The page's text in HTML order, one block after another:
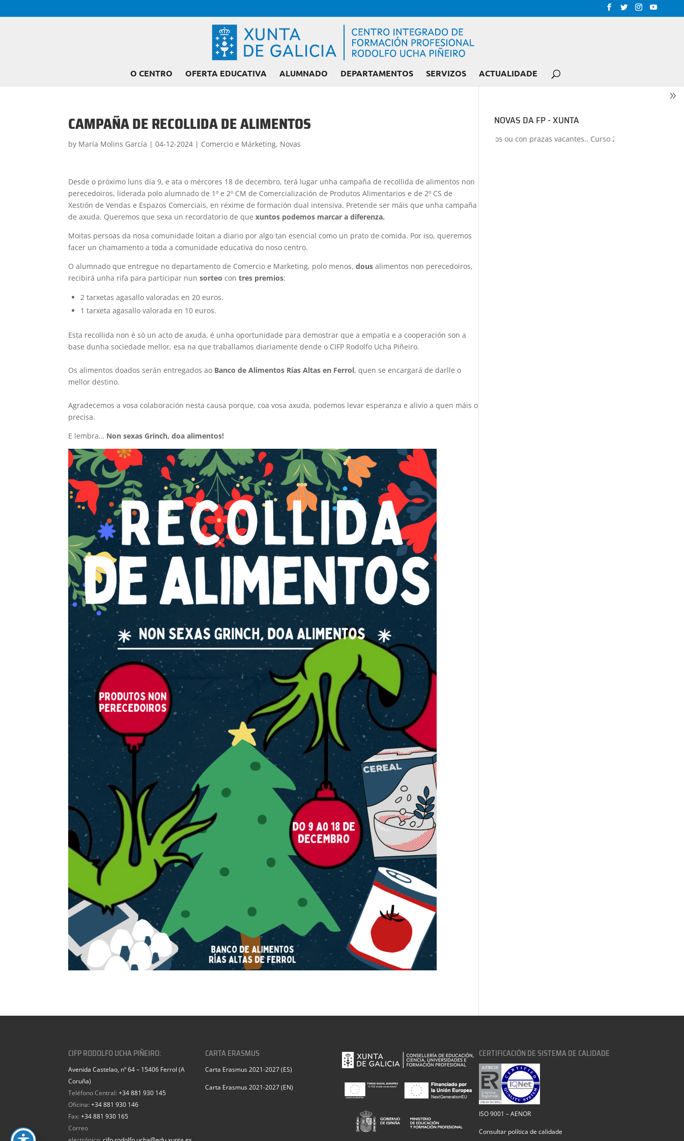
O CENTRO OFERTA EDUCATIVA ALUMNADO DEPARTAMENTOS SERVIZOS ACTUALIDADE
CAMPAÑA DE RECOLLIDA DE ALIMENTOS
by María Molins García |04-12-2024 | Comercio e Márketing, Novas
Desde o próximo luns día 9, e ata o mércores 18 de decembro, terá lugar unha campaña de recollida de alimentos non
perecedoiros, liderada polo alumnado de 1º e 2º CM de Comercialización de Produtos Alimentarios e de 2º CS de
Xestión de Vendas e Espazos Comerciais, en réxime de formación dual intensiva. Pretende ser máis que unha campaña
de axuda. Queremos que sexa un recordatorio de quexuntos podemos marcar a diferenza.
Moitas persoas da nosa comunidade loitan a diario por algo tan esencial como un prato de comida. Por iso, queremos
facer un chamamento a toda a comunidade educativa do noso centro.
O alumnado que entregue no departamento de Comercio e Marketing, polo menos,dous alimentos non perecedoiros,
recibirá unha rifa para participar nunsorteocontres premios:
2 tarxetas agasallo valoradas en 20 euros.
1 tarxeta agasallo valorada en 10 euros.
Esta recollida non é só un acto de axuda, é unha oportunidade para demostrar que a empatía e a cooperación son a
base dunha sociedade mellor, esa na que traballamos diariamente dende o CIFP Rodolfo Ucha Piñeiro.
Os alimentos doados serán entregados ao Banco de Alimentos Rías Altas en Ferrol, quen se encargará de darlle o
mellor destino.
Agradecemos a vosa colaboración nesta causa porque, coa vosa axuda, podemos levar esperanza e alivio a quen máis o
precisa.
E lembra… Non sexas Grinch, doa alimentos!
NOVAS DA FP - XUNTA
Admisión FP: Ciclos liberados ou con prazas vacantes.. Curso 2026-2027
CIFP RODOLFO UCHA PIÑEIRO:
Avenida Castelao, nº 64 – 15406 Ferrol (A
Coruña)
Teléfono Central:+34 881 930 145
Oficina:+34 881 930 146
Fax:+34 881 930 165
Correo
CARTA ERASMUS
Carta Erasmus 2021-2027 (ES)
Carta Erasmus 2021-2027 (EN)
CERTIFICACIÓN DE SISTEMA DE CALIDADE
ISO 9001 – AENOR
Consultar política de calidade